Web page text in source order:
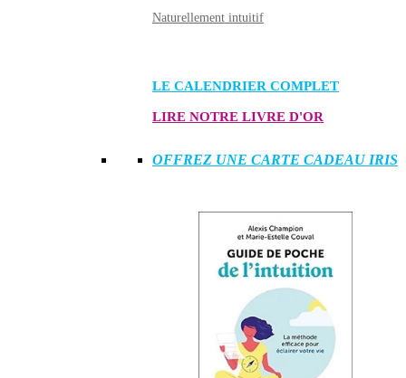
Naturellement intuitif
LE CALENDRIER COMPLET
LIRE NOTRE LIVRE D'OR
OFFREZ UNE CARTE CADEAU IRIS